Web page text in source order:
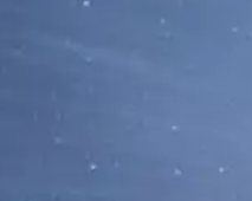
11/05/2026
Tierra, elevando la